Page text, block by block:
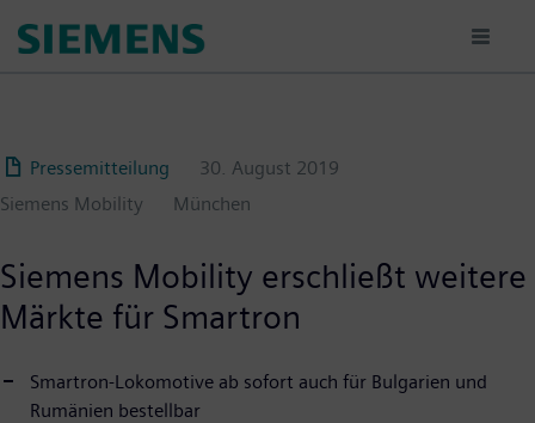
para
Pressemitteilung
30. August 2019
Siemens Mobility
München
Siemens Mobility erschließt weitere
Märkte für Smartron
Smartron-Lokomotive ab sofort auch für Bulgarien und
Rumänien bestellbar